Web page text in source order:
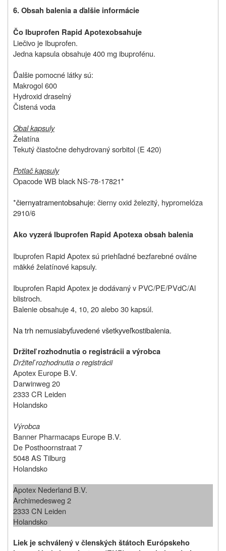
6. Obsah balenia a ďalšie informácie
Čo Ibuprofen Rapid Apotexobsahuje
Liečivo je Ibuprofen.
Jedna kapsula obsahuje 400 mg ibuprofénu.
Ďalšie pomocné látky sú:
Makrogol 600
Hydroxid draselný
Čistená voda
Obal kapsuly
Želatína
Tekutý čiastočne dehydrovaný sorbitol (E 420)
Potlač kapsuly
Opacode WB black NS-78-17821*
*čiernyatramentobsahuje: čierny oxid železitý, hypromelóza
2910/6
Ako vyzerá Ibuprofen Rapid Apotexa obsah balenia
Ibuprofen Rapid Apotex sú priehľadné bezfarebné oválne
mäkké želatínové kapsuly.
Ibuprofen Rapid Apotex je dodávaný v PVC/PE/PVdC/Al
blistroch.
Balenie obsahuje 4, 10, 20 alebo 30 kapsúl.
Na trh nemusiabyťuvedenévšetkyveľkostibalenia.
Držiteľ rozhodnutia o registrácii a výrobca
Držiteľ rozhodnutia o registrácii
Apotex Europe B.V.
Darwinweg 20
2333 CR Leiden
Holandsko
Výrobca
Banner Pharmacaps Europe B.V.
De Posthoornstraat 7
5048 AS Tilburg
Holandsko
Apotex Nederland B.V.
Archimedesweg 2
2333 CN Leiden
Holandsko
Liek je schválený v členských štátoch Európskeho